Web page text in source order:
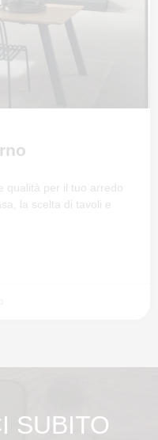
qualità per il tuo arredo
la scelta di tavoli e
SUBITO